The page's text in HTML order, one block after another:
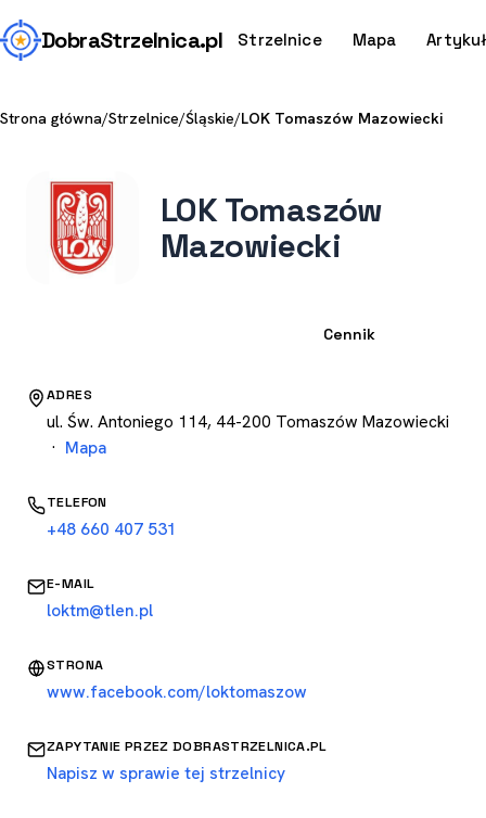
DobraStrzelnica.pl Strzelnice Mapa
Strona główna/Strzelnice/Śląskie/LOK Tomaszów Mazowiecki
LOK Tomaszów
Mazowiecki
Cennik
ADRES
ul. Św. Antoniego 114, 44-200 Tomaszów Mazowiecki
· Mapa
TELEFON
+48 660 407 531
E-MAIL
loktm@tlen.pl
STRONA
www.facebook.com/loktomaszow
ZAPYTANIE PRZEZ DOBRASTRZELNICA.PL
Napisz w sprawie tej strzelnicy